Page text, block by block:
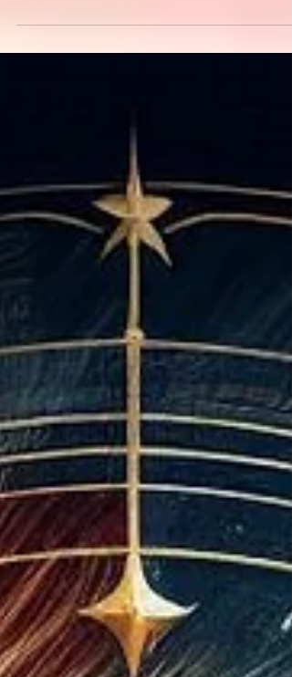
dopadem. Tenhle rok...